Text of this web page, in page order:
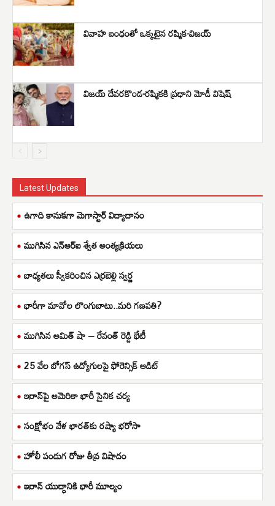
వివాహ బంధంతో ఒక్కటైన రష్మిక-విజయ్
విజయ్ దేవరకొండ-రష్మికకి ప్రధాని మోడీ విషెష్
Latest Updates
ఉగాది కానుకగా మెగాస్టార్ విద్యాదానం
ముగిసిన ఎన్ఆర్ఐ శ్వేత అంత్యక్రియలు
బాధ్యతలు స్వీకరించిన ఎర్రబెల్లి స్వర్ణ
భారీగా మావోల లొంగుబాటు..మరి గణపతి?
ముగిసిన అమిత్ షా – రేవంత్ రెడ్డి భేటీ
25 వేల బోగస్ ఉద్యోగులపై ఫోరెన్సిక్ ఆడిట్
ఇరాన్‌పై అమెరికా భారీ సైనిక చర్య
సంక్షోభం వేళ భారత్‌కు రష్యా భరోసా
హోలీ పండుగ రోజు తీవ్ర విషాదం
ఇరాన్ యుద్ధానికి భారీ మూల్యం